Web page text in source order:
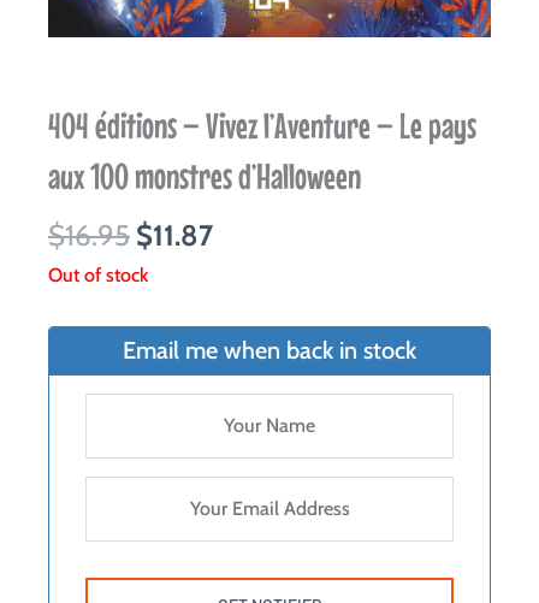
404 éditions – Vivez l’Aventure – Le pays
aux 100 monstres d’Halloween
$16.95 Original
price
$16.95.
$11.87Current
$11.87.
Out of stock
Email me when back in stock